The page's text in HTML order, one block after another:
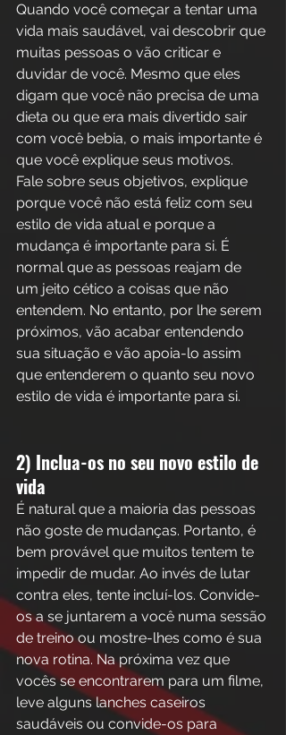
Quando você começar a tentar uma
vida mais saudável, vai descobrir que
muitas pessoas o vão criticar e
duvidar de você. Mesmo que eles
digam que você não precisa de uma
dieta ou que era mais divertido sair
com você bebia, o mais importante é
que você explique seus motivos.
Fale sobre seus objetivos, explique
porque você não está feliz com seu
estilo de vida atual e porque a
mudança é importante para si. É
normal que as pessoas reajam de
um jeito cético a coisas que não
entendem. No entanto, por lhe serem
próximos, vão acabar entendendo
sua situação e vão apoia-lo assim
que entenderem o quanto seu novo
estilo de vida é importante para si.
2) Inclua-os no seu novo estilo de
vida
É natural que a maioria das pessoas
não goste de mudanças. Portanto, é
bem provável que muitos tentem te
impedir de mudar. Ao invés de lutar
contra eles, tente incluí-los. Convide-
os a se juntarem a você numa sessão
de treino ou mostre-lhes como é sua
nova rotina. Na próxima vez que
vocês se encontrarem para um filme,
leve alguns lanches caseiros
saudáveis ou convide-os para